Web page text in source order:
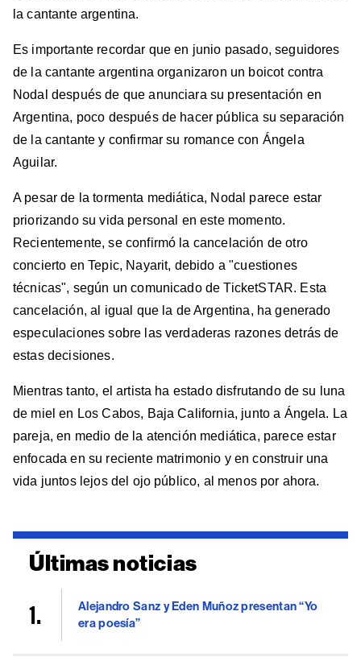
la cantante argentina.
Es importante recordar que en junio pasado, seguidores
de la cantante argentina organizaron un boicot contra
Nodal después de que anunciara su presentación en
Argentina, poco después de hacer pública su separación
de la cantante y confirmar su romance con Ángela
Aguilar.
A pesar de la tormenta mediática, Nodal parece estar
priorizando su vida personal en este momento.
Recientemente, se confirmó la cancelación de otro
concierto en Tepic, Nayarit, debido a "cuestiones
técnicas", según un comunicado de TicketSTAR. Esta
cancelación, al igual que la de Argentina, ha generado
especulaciones sobre las verdaderas razones detrás de
estas decisiones.
Mientras tanto, el artista ha estado disfrutando de su luna
de miel en Los Cabos, Baja California, junto a Ángela. La
pareja, en medio de la atención mediática, parece estar
enfocada en su reciente matrimonio y en construir una
vida juntos lejos del ojo público, al menos por ahora.
Últimas noticias
Alejandro Sanz y Eden Muñoz presentan “Yo
era poesía”